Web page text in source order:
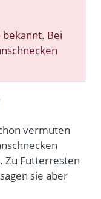
Bei
vermuten
Zu Futterresten
sie aber